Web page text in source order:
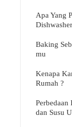
Apa Yang
Dishwasher
Baking
mu
Kenapa
Rumah ?
Perbedaan
dan Susu